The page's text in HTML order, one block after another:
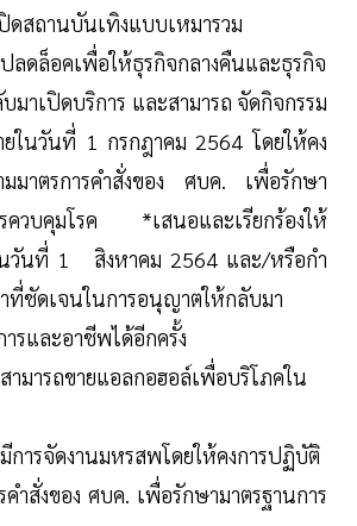
ดสถานบันเทิงแบบเหมารวม
ลดล็อคเพื่อให้ธุรกิจกลางคืนและธุรกิจ
มาเปิดบริการ และสามารถ จัดกิจกรรม
ในวันที่ 1 กรกฎาคม 2564 โดยให้คง
มมาตรการคำสั่งของ ศบค. เพื่อรักษา
รควบคุมโรค *เสนอและเรียกร้องให้
วันที่ 1 สิงหาคม 2564 และ/หรือกำ
ที่ชัดเจนในการอนุญาตให้กลับมา
รและอาชีพได้อีกครั้ง
มารถขายแอลกอฮอล์เพื่อบริโภคใน
ารจัดงานมหรสพโดยให้คงการปฏิบัติ
คำสั่งของ ศบค. เพื่อรักษามาตรฐานการ